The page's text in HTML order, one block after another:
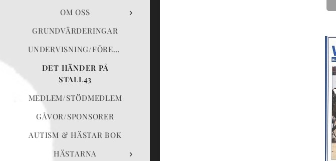
OM OSS
GRUNDVÄRDERINGAR
UNDERVISNING/FÖRELÄSNING
DET HÄNDER PÅ
STALL43
MEDLEM/STÖDMEDLEM
GÅVOR/SPONSORER
AUTISM & HÄSTAR BOK
HÄSTARNA